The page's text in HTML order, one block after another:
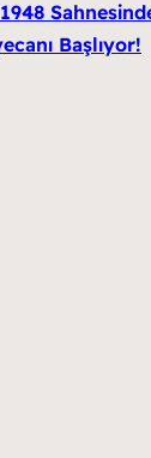
Başlıyor!